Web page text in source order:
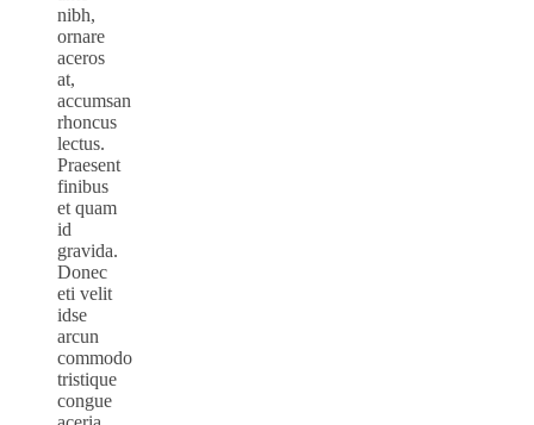
nibh,
ornare
aceros
at,
accumsan
rhoncus
lectus.
Praesent
finibus
et quam
id
gravida.
Donec
eti velit
idse
arcun
commodo
tristique
congue